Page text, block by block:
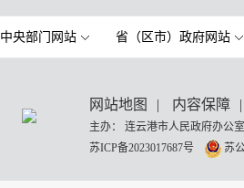
中央部门网站 省（区市）政府网站
网站地图 | 内容保障 |
主办： 连云港市人民政府办
苏ICP备2023017687号
苏